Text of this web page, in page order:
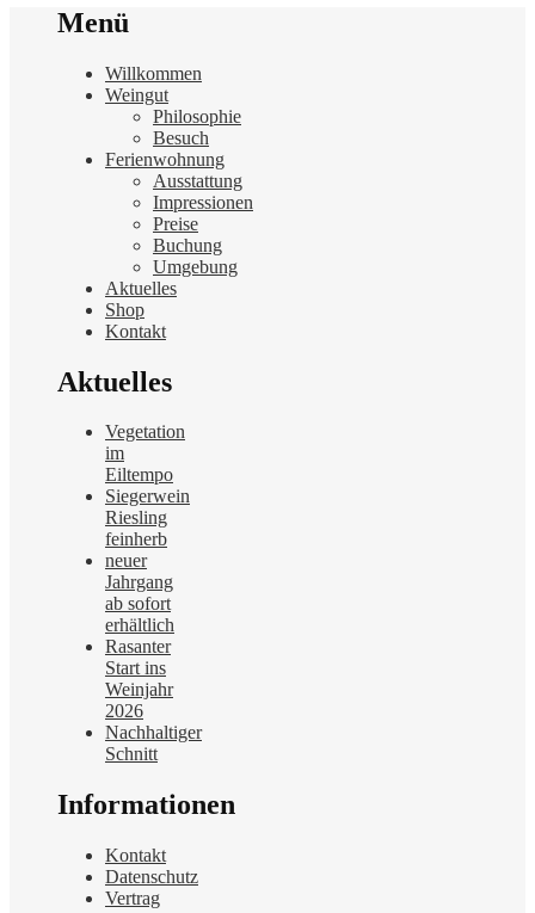
Menü
Willkommen
Weingut
Philosophie
Besuch
Ferienwohnung
Ausstattung
Impressionen
Preise
Buchung
Umgebung
Aktuelles
Shop
Kontakt
Aktuelles
Vegetation
im
Eiltempo
Siegerwein
Riesling
feinherb
neuer
Jahrgang
ab sofort
erhältlich
Rasanter
Start ins
Weinjahr
2026
Nachhaltiger
Schnitt
Informationen
Kontakt
Datenschutz
Vertrag